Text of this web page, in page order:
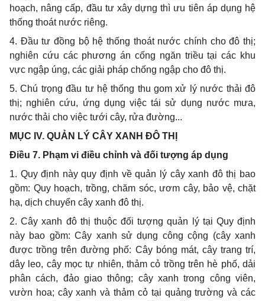
hoạch, nâng cấp, đầu tư xây dựng thì ưu tiên áp dụng hệ
thống thoát nước riêng.
4. Đầu tư đồng bộ hệ thống thoát nước chính cho đô thị;
nghiên cứu các phương án cống ngăn triều tại các khu
vực ngập úng, các giải pháp chống ngập cho đô thị.
5. Chú trọng đầu tư hệ thống thu gom xử lý nước thải đô
thị; nghiên cứu, ứng dụng việc tái sử dụng nước mưa,
nước thải cho việc tưới cây, rửa đường...
MỤC IV. QUẢN LÝ CÂY XANH ĐÔ THỊ
Điều 7. Phạm vi điều chỉnh và đối tượng áp dụng
1. Quy định này quy định về quản lý cây xanh đô thị bao
gồm: Quy hoạch, trồng, chăm sóc, ươm cây, bảo vệ, chặt
hạ, dịch chuyển cây xanh đô thị.
2. Cây xanh đô thị thuộc đối tượng quản lý tại Quy định
này bao gồm: Cây xanh sử dụng công cộng (cây xanh
được trồng trên đường phố: Cây bóng mát, cây trang trí,
dây leo, cây mọc tự nhiên, thảm cỏ trồng trên hè phố, dải
phân cách, đảo giao thông; cây xanh trong công viên,
vườn hoa; cây xanh và thảm cỏ tại quảng trường và các